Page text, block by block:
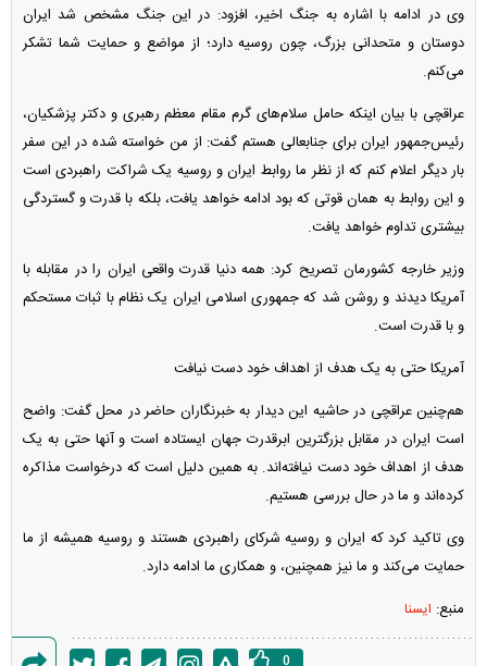
وی در ادامه با اشاره به جنگ اخیر، افزود: در این جنگ مشخص شد ایران
دوستان و متحدانی بزرگ، چون روسیه دارد؛ از مواضع و حمایت شما تشکر
می‌کنم.
عراقچی با بیان اینکه حامل سلام‌های گرم مقام معظم رهبری و دکتر پزشکیان،
رئیس‌جمهور ایران برای جنابعالی هستم گفت: از من خواسته شده در این سفر
بار دیگر اعلام کنم که از نظر ما روابط ایران و روسیه یک شراکت راهبردی است
و این روابط به همان قوتی که بود ادامه خواهد یافت، بلکه با قدرت و گستردگی
بیشتری تداوم خواهد یافت.
وزیر خارجه کشورمان تصریح کرد: همه دنیا قدرت واقعی ایران را در مقابله با
آمریکا دیدند و روشن شد که جمهوری اسلامی ایران یک نظام با ثبات مستحکم
و با قدرت است.
آمریکا حتی به یک هدف از اهداف خود دست نیافت
هم‌چنین عراقچی در حاشیه این دیدار به خبرنگاران حاضر در محل گفت: واضح
است ایران در مقابل بزرگترین ابرقدرت جهان ایستاده است و آنها حتی به یک
هدف از اهداف خود دست نیافته‌اند. به همین دلیل است که درخواست مذاکره
کرده‌اند و ما در حال بررسی هستیم.
وی تاکید کرد که ایران و روسیه شرکای راهبردی هستند و روسیه همیشه از ما
حمایت می‌کند و ما نیز همچنین، و همکاری ما ادامه دارد.
منبع: ایسنا
0